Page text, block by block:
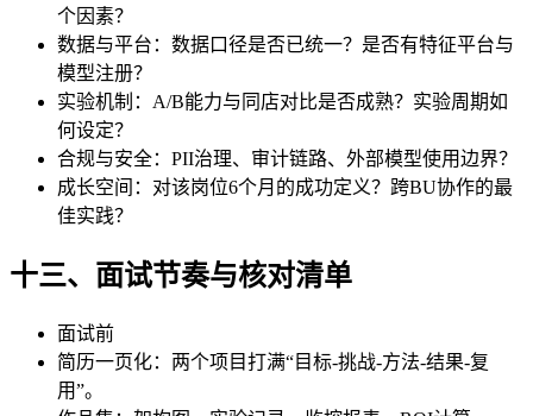
个因素？
数据与平台：数据口径是否已统一？是否有特征平台与
模型注册？
实验机制：A/B能力与同店对比是否成熟？实验周期如
何设定？
合规与安全：PII治理、审计链路、外部模型使用边界？
成长空间：对该岗位6个月的成功定义？跨BU协作的最
佳实践？
十三、面试节奏与核对清单
面试前
简历一页化：两个项目打满“目标-挑战-方法-结果-复
用”。